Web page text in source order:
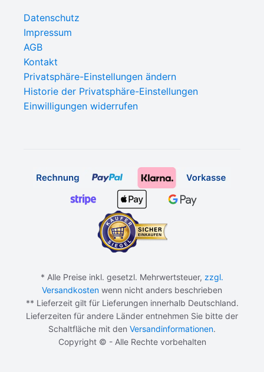
Datenschutz
Impressum
AGB
Kontakt
Privatsphäre-Einstellungen ändern
Historie der Privatsphäre-Einstellungen
Einwilligungen widerrufen
* Alle Preise inkl. gesetzl. Mehrwertsteuer, zzgl.
Versandkosten wenn nicht anders beschrieben
** Lieferzeit gilt für Lieferungen innerhalb Deutschland.
Lieferzeiten für andere Länder entnehmen Sie bitte der
Schaltfläche mit den Versandinformationen.
Copyright © - Alle Rechte vorbehalten